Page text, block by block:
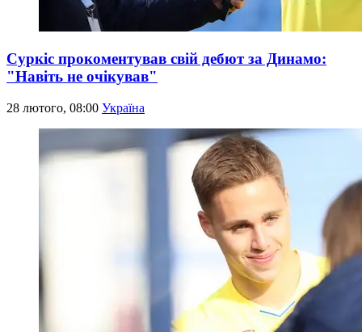
Суркіс прокоментував свій дебют за Динамо:
"Навіть не очікував"
28 лютого, 08:00 Україна